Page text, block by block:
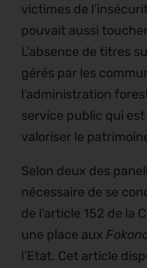
victimes de
pouvait aussi
L’absence de titres
gérés par les
l’administration
service public qui
valoriser le
Selon deux des
nécessaire de se
de l’article 152 de la
une place aux
l’Etat. Cet article